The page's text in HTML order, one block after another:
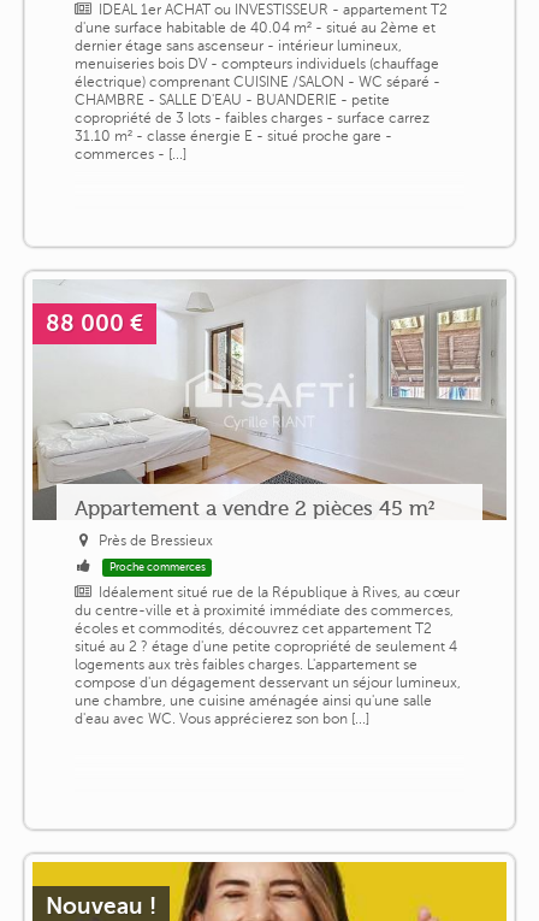
IDEAL 1er ACHAT ou INVESTISSEUR - appartement T2
d'une surface habitable de 40.04 m² - situé au 2ème et
dernier étage sans ascenseur - intérieur lumineux,
menuiseries bois DV - compteurs individuels (chauffage
électrique) comprenant CUISINE /SALON - WC séparé -
CHAMBRE - SALLE D'EAU - BUANDERIE - petite
copropriété de 3 lots - faibles charges - surface carrez
31.10 m² - classe énergie E - situé proche gare -
commerces - [...]
88 000 €
Appartement a vendre 2 pièces 45 m²
Près de Bressieux
Proche commerces
Idéalement situé rue de la République à Rives, au cœur
du centre-ville et à proximité immédiate des commerces,
écoles et commodités, découvrez cet appartement T2
situé au 2 ? étage d'une petite copropriété de seulement 4
logements aux très faibles charges. L'appartement se
compose d'un dégagement desservant un séjour lumineux,
une chambre, une cuisine aménagée ainsi qu'une salle
d'eau avec WC. Vous apprécierez son bon [...]
Nouveau !